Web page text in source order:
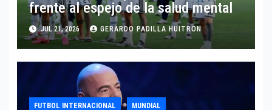
frente al espejo de la salud mental
JUL 21, 2026 GERARDO PADILLA HUITRON
FUTBOL INTERNACIONAL MUNDIAL